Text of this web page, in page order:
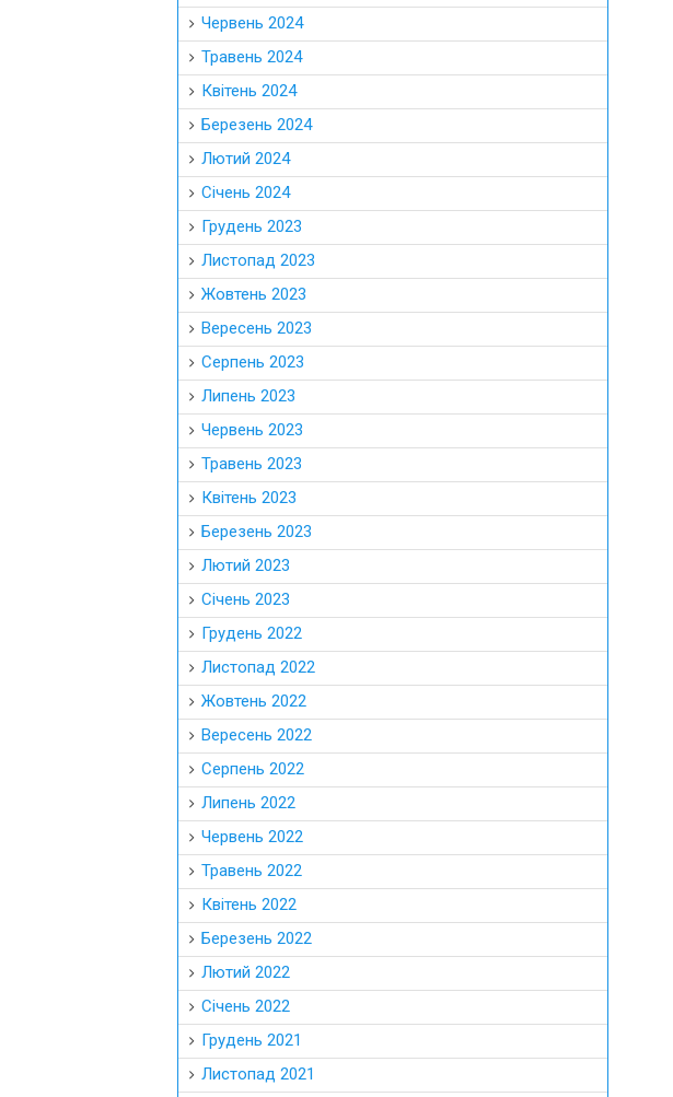
Червень 2024
Травень 2024
Квітень 2024
Березень 2024
Лютий 2024
Січень 2024
Грудень 2023
Листопад 2023
Жовтень 2023
Вересень 2023
Серпень 2023
Липень 2023
Червень 2023
Травень 2023
Квітень 2023
Березень 2023
Лютий 2023
Січень 2023
Грудень 2022
Листопад 2022
Жовтень 2022
Вересень 2022
Серпень 2022
Липень 2022
Червень 2022
Травень 2022
Квітень 2022
Березень 2022
Лютий 2022
Січень 2022
Грудень 2021
Листопад 2021